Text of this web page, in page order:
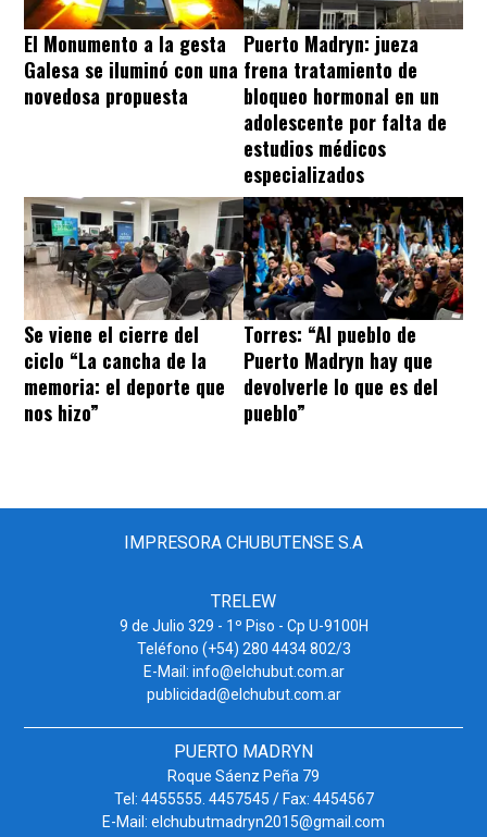
El Monumento a la gesta
Galesa se iluminó con una
novedosa propuesta
Puerto Madryn: jueza
frena tratamiento de
bloqueo hormonal en un
adolescente por falta de
estudios médicos
especializados
Se viene el cierre del
ciclo “La cancha de la
memoria: el deporte que
nos hizo”
Torres: “Al pueblo de
Puerto Madryn hay que
devolverle lo que es del
pueblo”
IMPRESORA CHUBUTENSE S.A
TRELEW
9 de Julio 329 - 1º Piso - Cp U-9100H
Teléfono (+54) 280 4434 802/3
E-Mail: info@elchubut.com.ar
publicidad@elchubut.com.ar
PUERTO MADRYN
Roque Sáenz Peña 79
Tel: 4455555. 4457545 / Fax: 4454567
E-Mail: elchubutmadryn2015@gmail.com